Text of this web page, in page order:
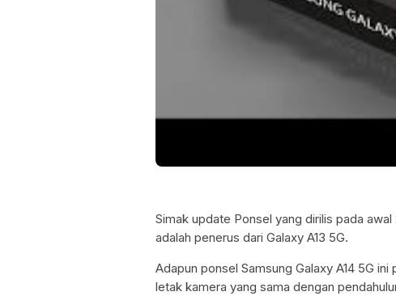
Simak update Ponsel yang dirilis pada
adalah penerus dari Galaxy A13 5G.
Adapun ponsel Samsung Galaxy A14 5G
letak kamera yang sama dengan